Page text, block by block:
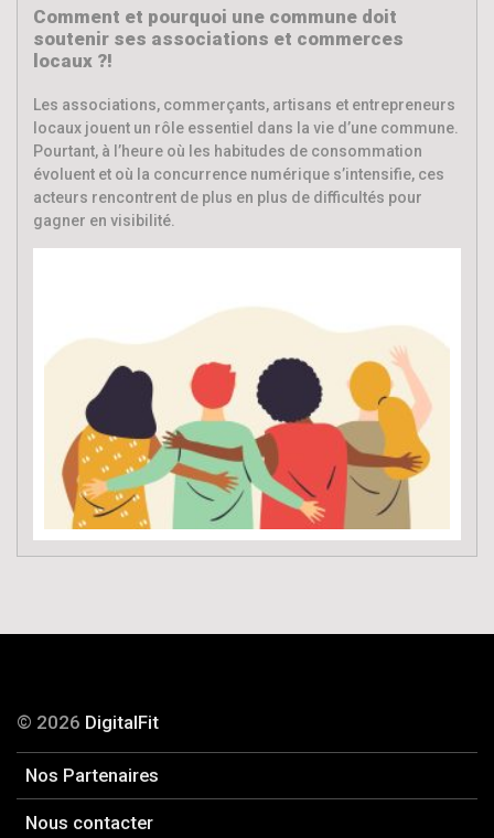
Comment et pourquoi une commune doit
soutenir ses associations et commerces
locaux ?!
Les associations, commerçants, artisans et entrepreneurs
locaux jouent un rôle essentiel dans la vie d’une commune.
Pourtant, à l’heure où les habitudes de consommation
évoluent et où la concurrence numérique s’intensifie, ces
acteurs rencontrent de plus en plus de difficultés pour
gagner en visibilité.
© 2026 DigitalFit
Nos Partenaires
Nous contacter